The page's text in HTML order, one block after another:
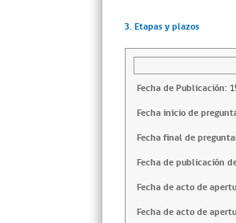
3. Etapas y plazos
Fecha de Publicación:
Fecha inicio de
Fecha final de
Fecha de publicación
Fecha de acto de
Fecha de acto de